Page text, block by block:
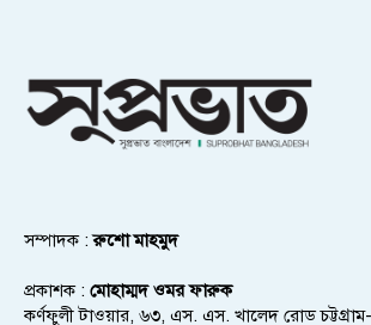
সম্পাদক :রুশো মাহমুদ
প্রকাশক : মোহাম্মদ ওমর ফারুক
কর্ণফুলী টাওয়ার, ৬৩, এস. এস. খালেদ রোড